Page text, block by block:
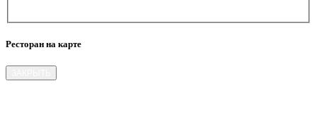
Ресторан на карте